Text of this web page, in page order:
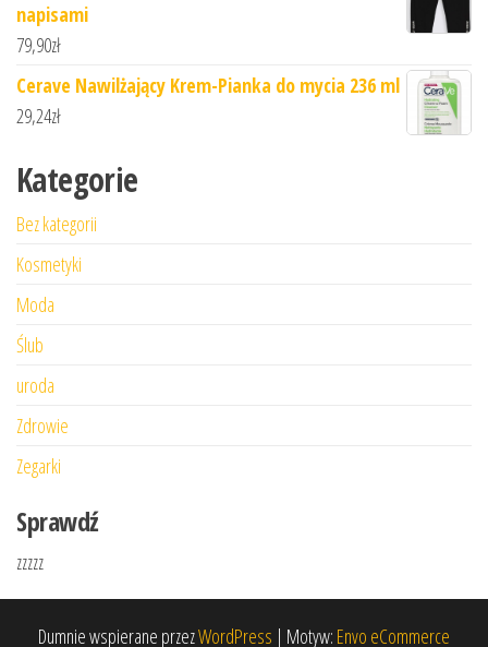
napisami
79,90zł
Cerave Nawilżający Krem-Pianka do mycia 236 ml
29,24zł
Kategorie
Bez kategorii
Kosmetyki
Moda
Ślub
uroda
Zdrowie
Zegarki
Sprawdź
zzzzz
Dumnie wspierane przezWordPress | Motyw: Envo eCommerce